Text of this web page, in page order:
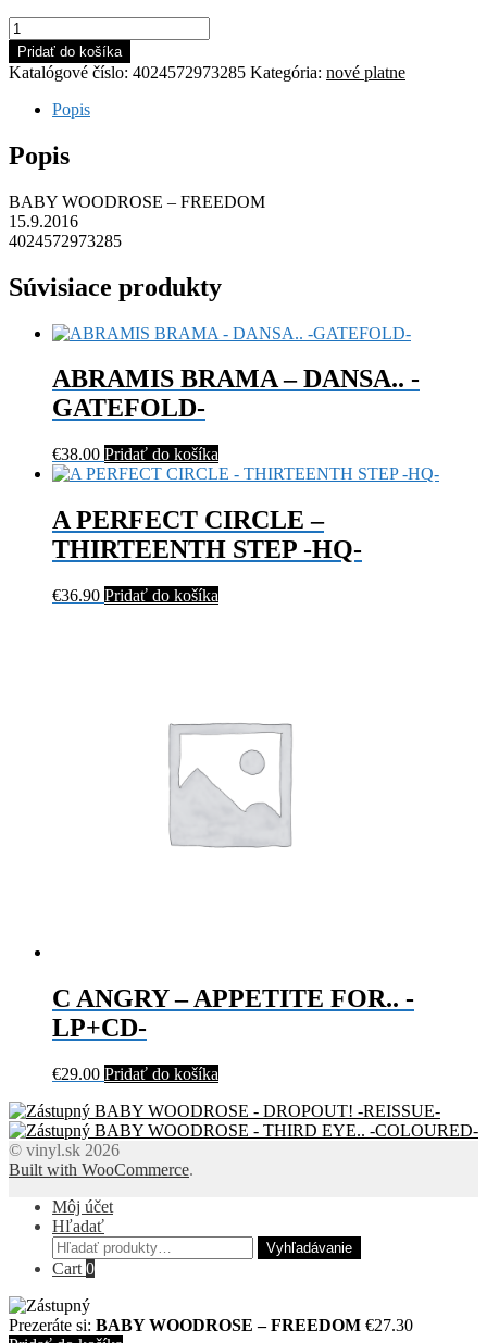
množstvo
BABY
WOODROSE
-
FREEDOM
Pridať do košíka
Katalógové číslo: 4024572973285 Kategória: nové platne
Popis
Popis
BABY WOODROSE – FREEDOM
15.9.2016
4024572973285
Súvisiace produkty
ABRAMIS BRAMA – DANSA.. -
GATEFOLD-
€38.00 Pridať do košíka
A PERFECT CIRCLE –
THIRTEENTH STEP -HQ-
€36.90 Pridať do košíka
C ANGRY – APPETITE FOR.. -
LP+CD-
€29.00 Pridať do košíka
BABY WOODROSE - DROPOUT! -REISSUE-
BABY WOODROSE - THIRD EYE.. -COLOURED-
© vinyl.sk 2026
Built with WooCommerce.
Môj účet
Hľadať
Hľadať:
Vyhľadávanie
Cart 0
Prezeráte si: BABY WOODROSE – FREEDOM €27.30